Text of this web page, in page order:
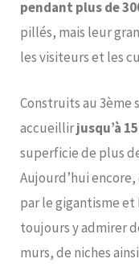
pendant plus de
pillés, mais leur
les visiteurs et les
Construits au 3ème
accueillirjusqu’à
superficie de plus
Aujourd’hui
par le gigantisme
toujours y admirer
murs, de niches